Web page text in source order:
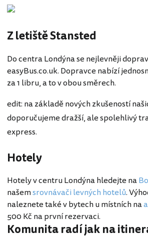
Z letiště Stansted
Do centra Londýna se nejlevněji
easyBus.co.uk. Dopravce nabízí
za 1 libru, a to v obou směrech.
edit: na základě nových zkušeností
doporučujeme dražší, ale spolehlivý
express.
Hotely
Hotely v centru Londýna hledejte na
našemsrovnávači levných hotelů.
naleznete také v bytech u místních na
500 Kč na první rezervaci.
Komunita radí jak na